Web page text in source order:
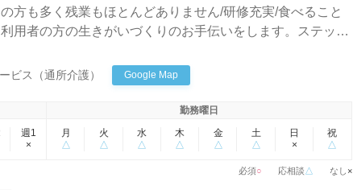
方も多く残業もほとんどありません/研修充実/食べること
用者の方の生きがいづくりのお手伝いをします。ステップ
ビス（通所介護） Google Map
週1
×
勤務曜日
月
△
火
△
水
△
木
△
金
△
土
△
日
×
祝
△
必須○ 応相談 △ なし ×